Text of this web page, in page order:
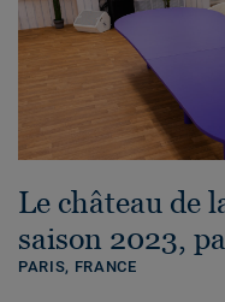
Le château de
saison 2023,
PARIS, FRANCE